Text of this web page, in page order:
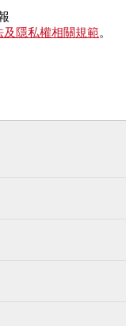
及隱私權相關規範。